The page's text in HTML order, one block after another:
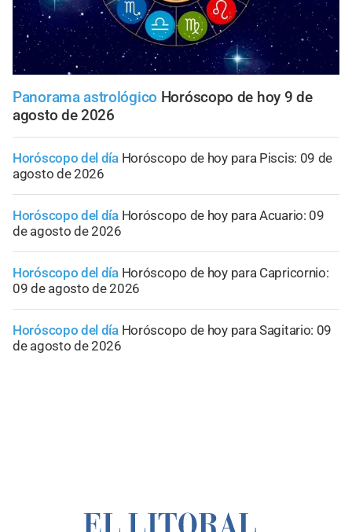
Panorama astrológico Horóscopo de hoy 9 de
agosto de 2026
Horóscopo del día Horóscopo de hoy para Piscis: 09 de
agosto de 2026
Horóscopo del día Horóscopo de hoy para Acuario: 09
de agosto de 2026
Horóscopo del día Horóscopo de hoy para Capricornio:
09 de agosto de 2026
Horóscopo del día Horóscopo de hoy para Sagitario: 09
de agosto de 2026